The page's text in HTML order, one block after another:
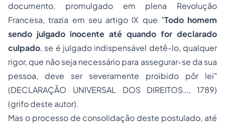
documento, promulgado em plena Revolução
Francesa, trazia em seu artigo IX que "Todo homem
sendo julgado inocente até quando for declarado
culpado, se é julgado indispensável detê-lo, qualquer
rigor, que não seja necessário para assegurar-se da sua
pessoa, deve ser severamente proibido pôr lei"
(DECLARAÇÃO UNIVERSAL DOS DIREITOS…, 1789)
(grifo deste autor).
Mas o processo de consolidação deste postulado, até